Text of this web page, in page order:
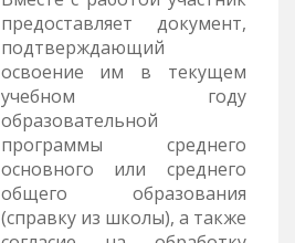
предоставляет документ,
подтверждающий
освоение им в текущем
учебном году
образовательной
программы среднего
основного или среднего
общего образования
(справку из школы), а также